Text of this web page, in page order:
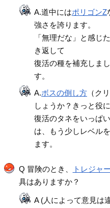
A.道中にはポリゴンZ
強さを誇ります。
「無理だな」と感じ
き返して
復活の種を補充しま
す。
A.ボスの倒し方 （ク
しょうか？きっと役
復活のタネをいっぱ
は、もう少しレベル
ます。
Q 冒険のとき、 トレジャ
具はありますか？
A (人によって意見は